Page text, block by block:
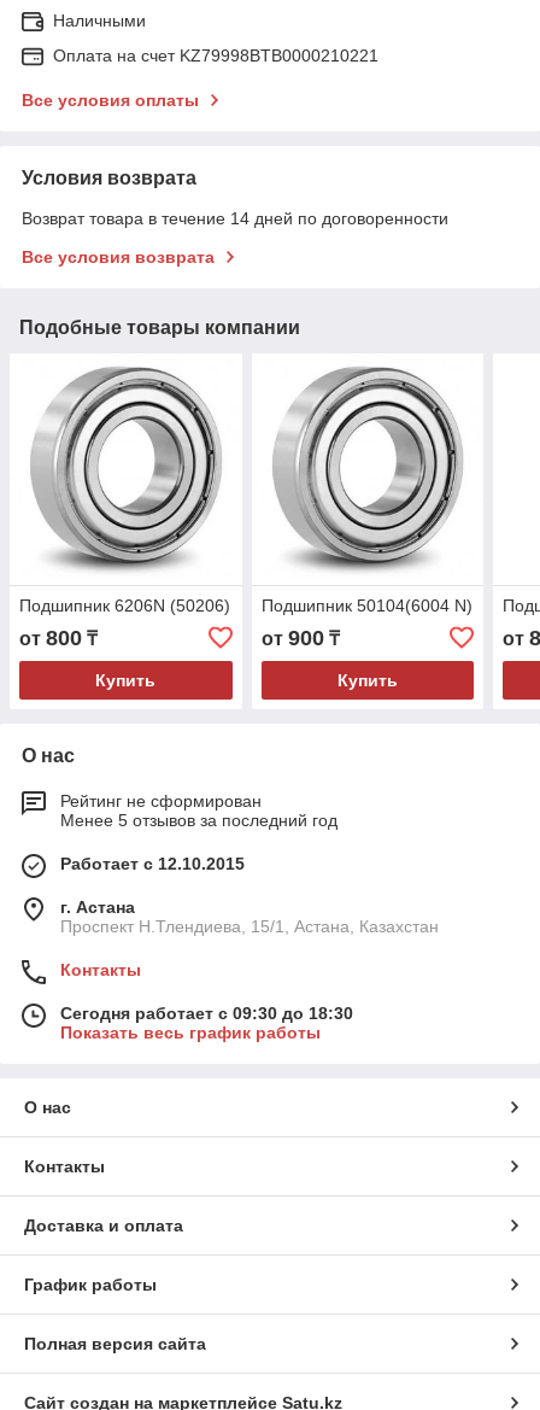
Наличными
Оплата на счет KZ79998BTB0000210221
Все условия оплаты
Условия возврата
Возврат товара в течение 14 дней по договоренности
Все условия возврата
Подобные товары компании
Подшипник 6206N (50206)
от 800 ₸
Купить
Подшипник 50104(6004 N)
от 900₸
Купить
от
О нас
Рейтинг не сформирован
Менее 5 отзывов за последний год
Работает с 12.10.2015
г. Астана
Проспект Н.Тлендиева, 15/1, Астана, Казахстан
Контакты
Сегодня работает с 09:30 до 18:30
Показать весь график работы
О нас
Контакты
Доставка и оплата
График работы
Полная версия сайта
Сайт создан на маркетплейсе Satu.kz